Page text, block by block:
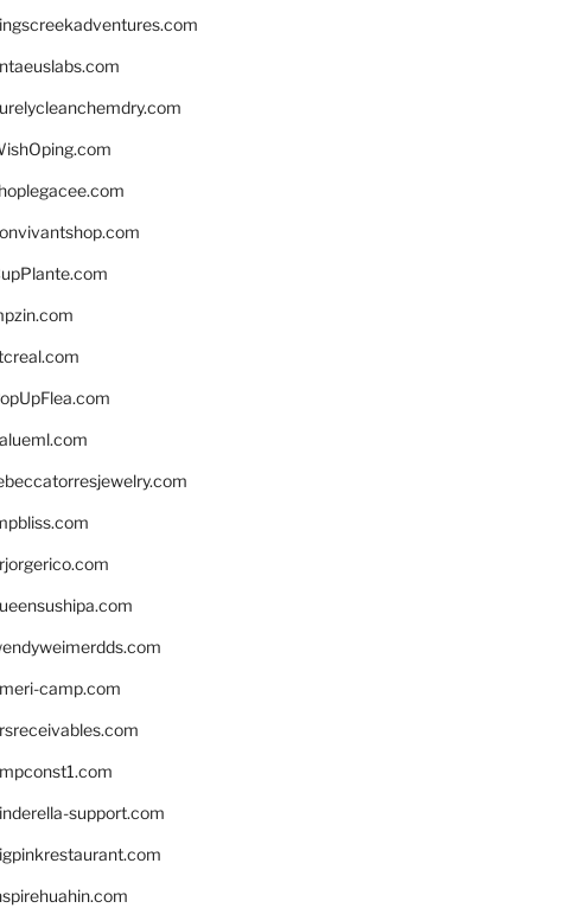
camp.com
support.com